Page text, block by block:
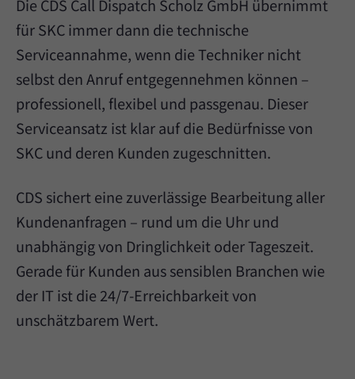
Die CDS Call Dispatch Scholz GmbH übernimmt
für SKC immer dann die technische
Serviceannahme, wenn die Techniker nicht
selbst den Anruf entgegennehmen können –
professionell, flexibel und passgenau. Dieser
Serviceansatz ist klar auf die Bedürfnisse von
SKC und deren Kunden zugeschnitten.
CDS sichert eine zuverlässige Bearbeitung aller
Kundenanfragen – rund um die Uhr und
unabhängig von Dringlichkeit oder Tageszeit.
Gerade für Kunden aus sensiblen Branchen wie
der IT ist die 24/7-Erreichbarkeit von
unschätzbarem Wert.